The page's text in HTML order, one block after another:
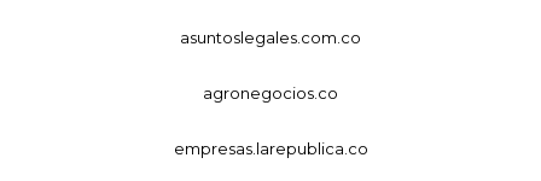
asuntoslegales.com.co
agronegocios.co
empresas.larepublica.co